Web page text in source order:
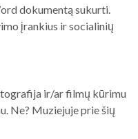
dokumentą sukurti.
įrankius ir socialinių
ir/ar filmų kūrimu
Ne? Muziejuje prie šių